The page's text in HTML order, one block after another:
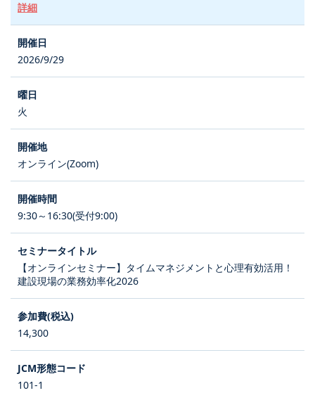
詳細
2026/9/29
火
オンライン(Zoom)
9:30～16:30(受付9:00)
【オンラインセミナー】タイムマネジメントと心理有効活用！
建設現場の業務効率化2026
14,300
101-1